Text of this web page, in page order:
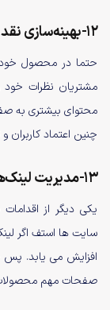
12-بهینه‌سازی نقد و بررسی محصولات
حتما در محصول خود
مشتریان نظرات خود
محتوای بیشتری به
چنین اعتماد کاربران
13-مدیریت لینک‌های خارجی
یکی دیگر از
سایت ها استف اگر
افزایش می یابد. پس
صفحات مهم محصولات